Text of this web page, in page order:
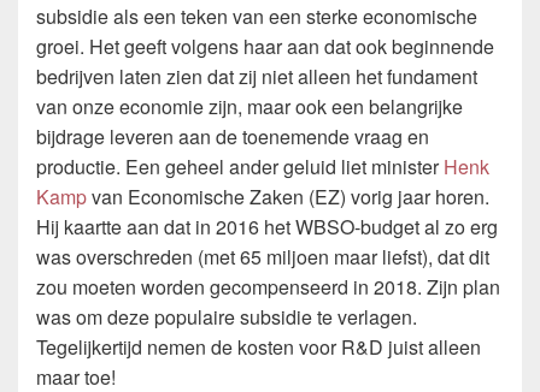
subsidie als een teken van een sterke economische
groei. Het geeft volgens haar aan dat ook beginnende
bedrijven laten zien dat zij niet alleen het fundament
van onze economie zijn, maar ook een belangrijke
bijdrage leveren aan de toenemende vraag en
productie. Een geheel ander geluid liet ministerHenk
Kampvan Economische Zaken (EZ) vorig jaar horen.
Hij kaartte aan dat in 2016 het WBSO-budget al zo erg
was overschreden (met 65 miljoen maar liefst), dat dit
zou moeten worden gecompenseerd in 2018. Zijn plan
was om deze populaire subsidie te verlagen.
Tegelijkertijd nemen de kosten voor R&D juist alleen
maar toe!